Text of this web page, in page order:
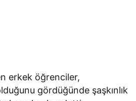
erkek öğrenciler,
gördüğünde şaşkınlık